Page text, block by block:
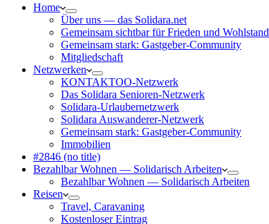
Home
Über uns — das Solidara.net
Gemeinsam sichtbar für Frieden und Wohlstand
Gemeinsam stark: Gastgeber-Community
Mitglied­schaft
Netzwerken
KONTAKTOO-Netzwerk
Das Solidara Senioren-Netzwerk
Solidara-Urlau­­ber­­netzwerk
Solidara Auswan­­derer-Netzwerk
Gemeinsam stark: Gastgeber-Community
Immobilien
#2846 (no title)
Bezahlbar Wohnen — Solida­risch Arbeiten
Bezahlbar Wohnen — Solida­risch Arbeiten
Reisen
Travel, Caravaning
Kosten­loser Eintrag